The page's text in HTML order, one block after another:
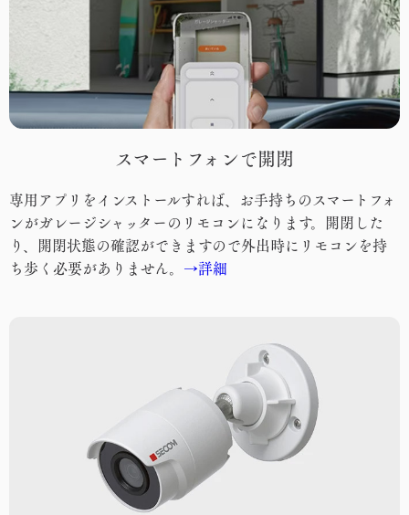
スマートフォンで開閉
専用アプリをインストールすれば、お手持ちのスマートフォ
ンがガレージシャッターのリモコンになります。開閉した
り、開閉状態の確認ができますので外出時にリモコンを持
ち歩く必要がありません。 →詳細